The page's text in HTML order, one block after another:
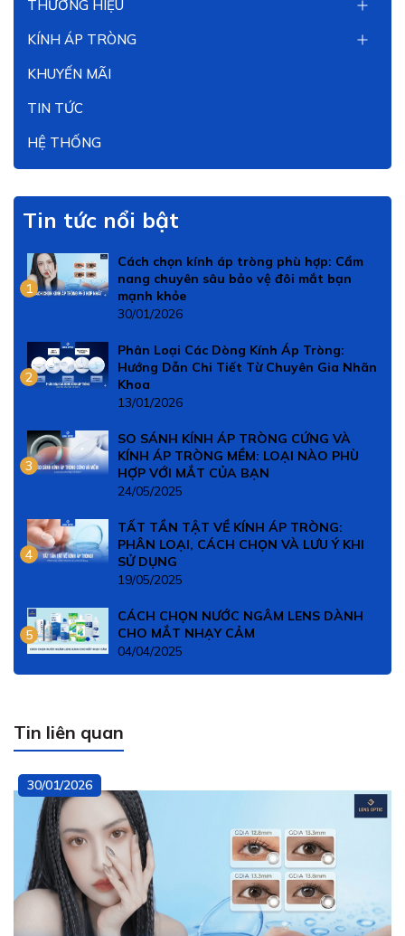
THƯƠNG HIỆU
KÍNH ÁP TRÒNG
KHUYẾN MÃI
TIN TỨC
HỆ THỐNG
Tin tức nổi bật
1
Cách chọn kính áp tròng phù hợp: Cẩm
nang chuyên sâu bảo vệ đôi mắt bạn
mạnh khỏe
30/01/2026
2
Phân Loại Các Dòng Kính Áp Tròng:
Hướng Dẫn Chi Tiết Từ Chuyên Gia Nhãn
Khoa
13/01/2026
3
SO SÁNH KÍNH ÁP TRÒNG CỨNG VÀ
KÍNH ÁP TRÒNG MỀM: LOẠI NÀO PHÙ
HỢP VỚI MẮT CỦA BẠN
24/05/2025
4
TẤT TẦN TẬT VỀ KÍNH ÁP TRÒNG:
PHÂN LOẠI, CÁCH CHỌN VÀ LƯU Ý KHI
SỬ DỤNG
19/05/2025
5
CÁCH CHỌN NƯỚC NGÂM LENS DÀNH
CHO MẮT NHẠY CẢM
04/04/2025
Tin liên quan
30/01/2026